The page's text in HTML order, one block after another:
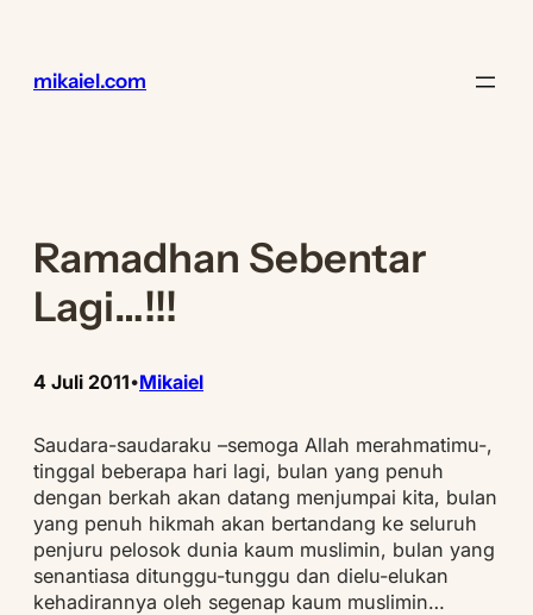
konten
mikaiel.com
Ramadhan Sebentar
Lagi…!!!
4 Juli 2011•Mikaiel
Saudara-saudaraku –semoga Allah merahmatimu-,
tinggal beberapa hari lagi, bulan yang penuh
dengan berkah akan datang menjumpai kita, bulan
yang penuh hikmah akan bertandang ke seluruh
penjuru pelosok dunia kaum muslimin, bulan yang
senantiasa ditunggu-tunggu dan dielu-elukan
kehadirannya oleh segenap kaum muslimin…